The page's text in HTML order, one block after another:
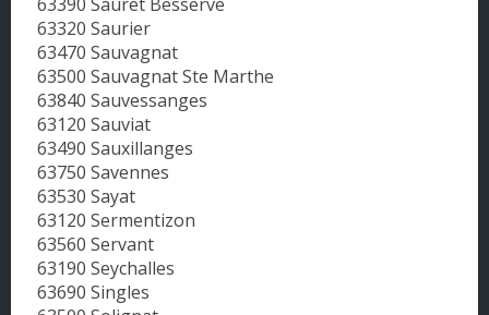
63320 Saurier
63470 Sauvagnat
63500 Sauvagnat Ste Marthe
63840 Sauvessanges
63120 Sauviat
63490 Sauxillanges
63750 Savennes
63530 Sayat
63120 Sermentizon
63560 Servant
63190 Seychalles
63690 Singles